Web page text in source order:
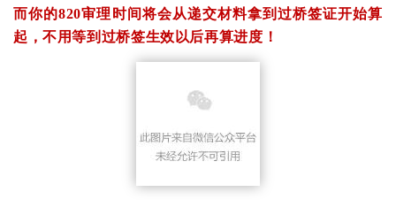
而你的820审理时间将会从递交材料拿到过桥签证开始算
起，不用等到过桥签生效以后再算进度！